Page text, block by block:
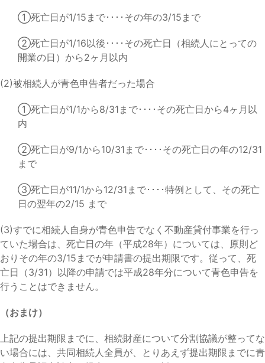
①死亡日が1/15まで････その年の3/15まで
②死亡日が1/16以後････その死亡日（相続人にとっての
開業の日）から2ヶ月以内
(2)被相続人が青色申告者だった場合
①死亡日が1/1から8/31まで････その死亡日から4ヶ月以
内
②死亡日が9/1から10/31まで････その死亡日の年の12/31
まで
③死亡日が11/1から12/31まで････特例として、その死亡
日の翌年の2/15 まで
(3)すでに相続人自身が青色申告でなく不動産貸付事業を行っ
ていた場合は、死亡日の年（平成28年）については、原則ど
おりその年の3/15までが申請書の提出期限です。従って、死
亡日（3/31）以降の申請では平成28年分について青色申告を
行うことはできません。
（おまけ）
上記の提出期限までに、相続財産について分割協議が整ってな
い場合には、共同相続人全員が、とりあえず提出期限までに青